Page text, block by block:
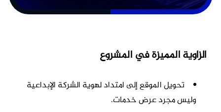
الزاوية المميزة في المشروع
تحويل الموقع إلى امتداد لهوية الشركة الإبداعية
وليس مجرد عرض خدمات.